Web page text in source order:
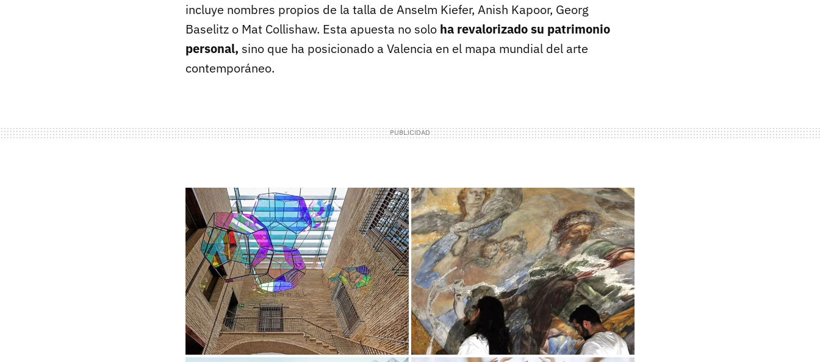
incluye nombres propios de la talla de Anselm Kiefer, Anish Kapoor, Georg
Baselitz o Mat Collishaw. Esta apuesta no solo ha revalorizado su patrimonio
personal, sino que ha posicionado a Valencia en el mapa mundial del arte
contemporáneo.